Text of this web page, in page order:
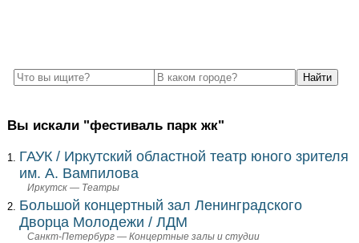
Вы искали "фестиваль парк жк"
ГАУК / Иркутский областной театр юного зрителя
им. А. Вампилова
Иркутск — Театры
Большой концертный зал Ленинградского
Дворца Молодежи / ЛДМ
Санкт-Петербург — Концертные залы и студии